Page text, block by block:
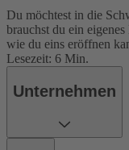
Du möchtest in die
brauchst du ein
wie du eins eröffnen
Lesezeit: 6 Min.
Unternehmen